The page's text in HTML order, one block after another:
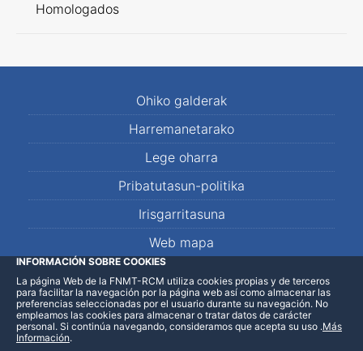
Homologados
Ohiko galderak
Harremanetarako
Lege oharra
Pribatutasun-politika
Irisgarritasuna
Web mapa
LinkedInFacebookWhatsApp
INFORMACIÓN SOBRE COOKIES
La página Web de la FNMT-RCM utiliza cookies propias y de terceros
para facilitar la navegación por la página web así como almacenar las
preferencias seleccionadas por el usuario durante su navegación. No
empleamos las cookies para almacenar o tratar datos de carácter
personal. Si continúa navegando, consideramos que acepta su uso .Más
Información.